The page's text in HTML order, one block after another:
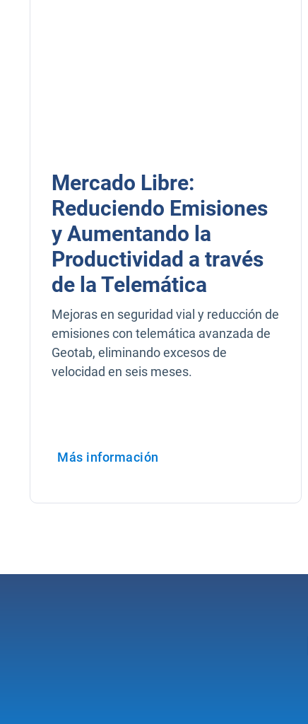
Mercado Libre:
Reduciendo Emisiones
y Aumentando la
Productividad a través
de la Telemática
Mejoras en seguridad vial y reducción de
emisiones con telemática avanzada de
Geotab, eliminando excesos de
velocidad en seis meses.
Más información
Abrir en una nueva ventana